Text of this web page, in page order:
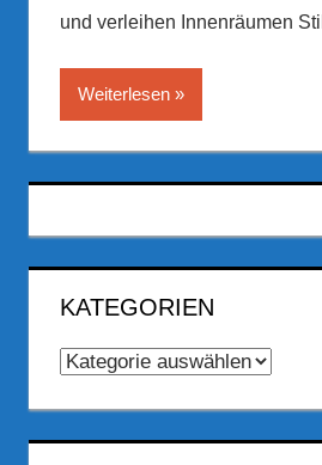
und verleihen Innenräumen
Weiterlesen
KATEGORIEN
Kategorien